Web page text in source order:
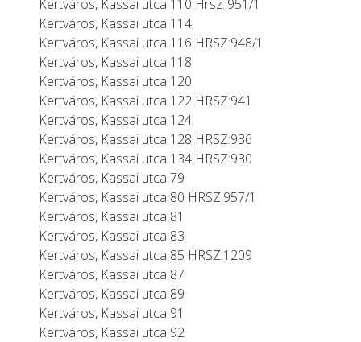
Kertváros, Kassai utca 110 Hrsz.:951/1
Kertváros, Kassai utca 114
Kertváros, Kassai utca 116 HRSZ:948/1
Kertváros, Kassai utca 118
Kertváros, Kassai utca 120
Kertváros, Kassai utca 122 HRSZ:941
Kertváros, Kassai utca 124
Kertváros, Kassai utca 128 HRSZ:936
Kertváros, Kassai utca 134 HRSZ:930
Kertváros, Kassai utca 79
Kertváros, Kassai utca 80 HRSZ:957/1
Kertváros, Kassai utca 81
Kertváros, Kassai utca 83
Kertváros, Kassai utca 85 HRSZ:1209
Kertváros, Kassai utca 87
Kertváros, Kassai utca 89
Kertváros, Kassai utca 91
Kertváros, Kassai utca 92